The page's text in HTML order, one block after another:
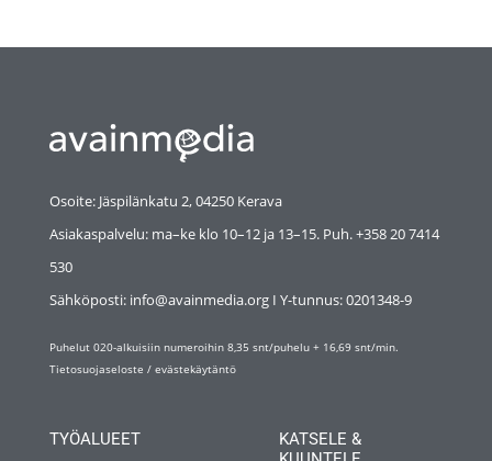
Osoite: Jäspilänkatu 2, 04250 Kerava
Asiakaspalvelu: ma–ke klo 10–12 ja 13–15. Puh. +358 20 7414
530
Sähköposti: info@avainmedia.org I Y-tunnus:0201348-9
Puhelut 020-alkuisiin numeroihin 8,35 snt/puhelu + 16,69 snt/min.
Tietosuojaseloste / evästekäytäntö
TYÖALUEET
KATSELE &